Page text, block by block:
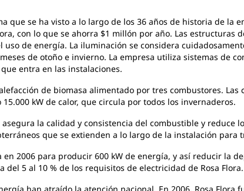
que se ha visto a lo largo de los 36 años de historia de la
con lo que se ahorra $1 millón por año. Las
de energía. La iluminación se considera
de otoño e invierno. La empresa utiliza sistemas de
entra en las instalaciones.
de biomasa alimentado por tres combustores.
kW de calor, que circula por todos los invernaderos.
la calidad y consistencia del combustible y reduce
que se extienden a lo largo de la instalación
en 2006 para producir 600 kW de energía, y así reducir la
5 al 10 % de los requisitos de electricidad de Rosa Flora.